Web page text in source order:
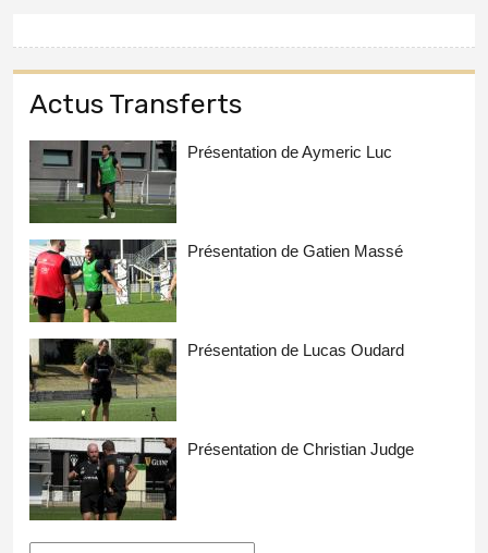
Actus Transferts
Présentation de Aymeric Luc
Présentation de Gatien Massé
Présentation de Lucas Oudard
Présentation de Christian Judge